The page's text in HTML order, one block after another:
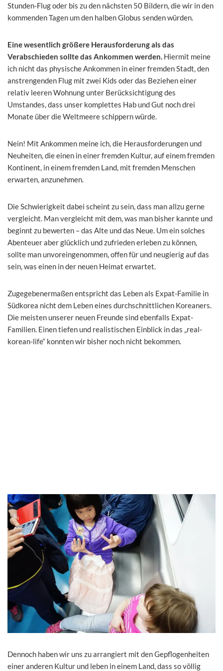
Stunden-Flug oder bis zu den nächsten 50 Bildern, die wir in den
kommenden Tagen um den halben Globus senden würden.
Eine wesentlich größere Herausforderung als das
Verabschieden sollte das Ankommen werden. Hiermit meine
ich nicht das physische Ankommen in einer fremden Stadt, den
anstrengenden Flug mit zwei Kids oder das Beziehen einer
relativ leeren Wohnung unter Berücksichtigung des
Umstandes, dass unser komplettes Hab und Gut noch drei
Monate über die Weltmeere schippern würde.
Nein! Mit Ankommen meine ich, die Herausforderungen und
Neuheiten, die einen in einer fremden Kultur, auf einem fremden
Kontinent, in einem fremden Land, mit fremden Menschen
erwarten, anzunehmen.
Die Schwierigkeit dabei scheint zu sein, dass man allzu gerne
vergleicht. Man vergleicht mit dem, was man bisher kannte und
beginnt zu bewerten – das Alte und das Neue. Um ein solches
Abenteuer aber glücklich und zufrieden erleben zu können,
sollte man unvoreingenommen, offen für und neugierig auf das
sein, was einen in der neuen Heimat erwartet.
Zugegebenermaßen entspricht das Leben als Expat-Familie in
Südkorea nicht dem Leben eines durchschnittlichen Koreaners.
Die meisten unserer neuen Freunde sind ebenfalls Expat-
Familien. Einen tiefen und realistischen Einblick in das „real-
korean-life“ konnten wir bisher noch nicht bekommen.
Dennoch haben wir uns zu arrangiert mit den Gepflogenheiten
einer anderen Kultur und leben in einem Land, dass so völlig